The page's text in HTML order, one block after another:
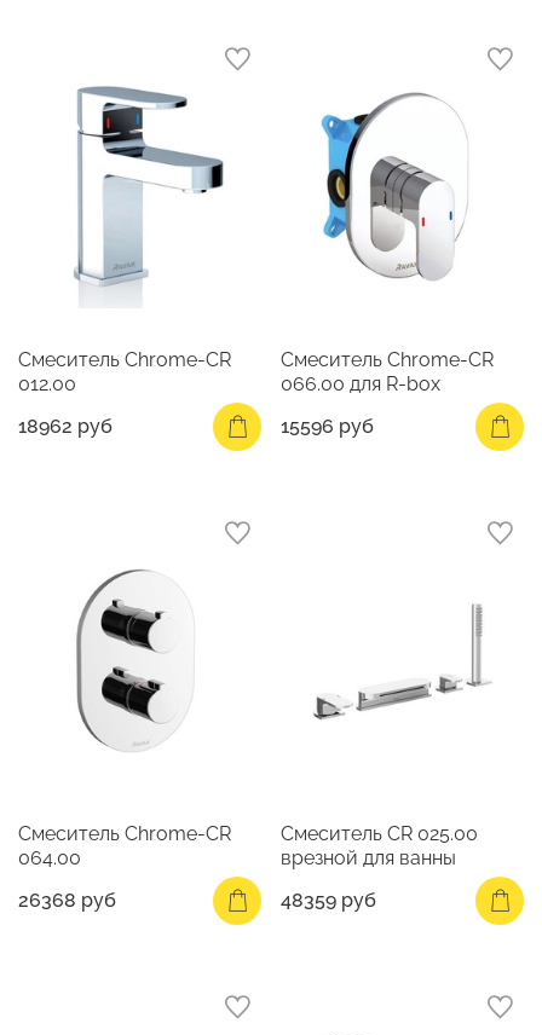
Смеситель Chrome-CR
012.00
18962 руб
Смеситель Chrome-CR
066.00 для R-box
15596 руб
Смеситель Chrome-CR
064.00
26368 руб
Смеситель CR 025.00
врезной для ванны
48359 руб